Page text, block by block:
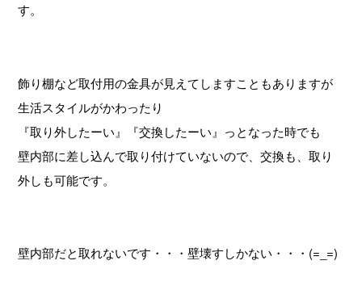
す。
飾り棚など取付用の金具が見えてしますこともありますが
生活スタイルがかわったり
『取り外したーい』『交換したーい』っとなった時でも
壁内部に差し込んで取り付けていないので、交換も、取り
外しも可能です。
壁内部だと取れないです・・・壁壊すしかない・・・(=_=)